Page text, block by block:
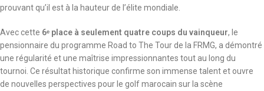
prouvant qu’il est à la hauteur de l’élite mondiale.
Avec cette 6ᵉ place à seulement quatre coups du vainqueur, le
pensionnaire du programme Road to The Tour de la FRMG, a démontré
une régularité et une maîtrise impressionnantes tout au long du
tournoi. Ce résultat historique confirme son immense talent et ouvre
de nouvelles perspectives pour le golf marocain sur la scène